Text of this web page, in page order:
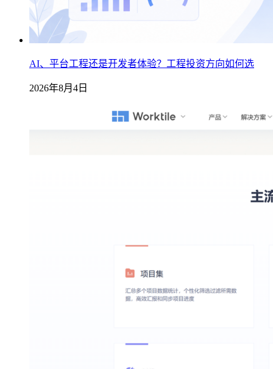
AI、平台工程还是开发者体验？工程投资方向如何选
2026年8月4日